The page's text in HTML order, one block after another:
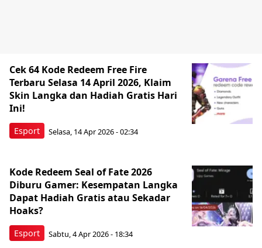
Esport
Cek 64 Kode Redeem Free Fire
Terbaru Selasa 14 April 2026, Klaim
Skin Langka dan Hadiah Gratis Hari
Ini!
Selasa, 14 Apr 2026 - 02:34
Esport
Kode Redeem Seal of Fate 2026
Diburu Gamer: Kesempatan Langka
Dapat Hadiah Gratis atau Sekadar
Hoaks?
Sabtu, 4 Apr 2026 - 18:34